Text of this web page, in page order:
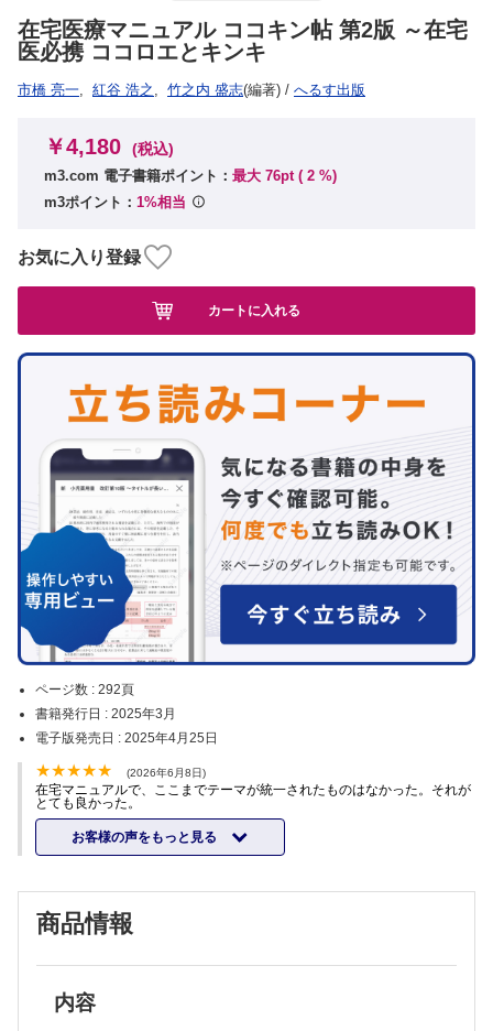
在宅医療マニュアル ココキン帖 第2版 ～在宅
医必携 ココロエとキンキ
市橋 亮一, 紅谷 浩之 , 竹之内 盛志(編著) / へるす出版
ページ数 : 292頁
書籍発行日 : 2025年3月
電子版発売日 : 2025年4月25日
(2026年6月8日)
在宅マニュアルで、ここまでテーマが統一されたものはなかった。それが
とても良かった。
お客様の声をもっと見る
￥4,180 (税込)
m3.com 電子書籍ポイント： 最大 76pt ( 2 %)
m3ポイント： 1%相当
お気に入り登録
カートに入れる
商品情報
内容